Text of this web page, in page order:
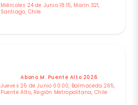
Miércoles 24 de Junio 18:15, Marín 321,
Santiago, Chile
Abono M. Puente Alto 2026
Jueves 25 de Junio 00:00, Balmaceda 265,
Puente Alto, Región Metropolitana, Chile